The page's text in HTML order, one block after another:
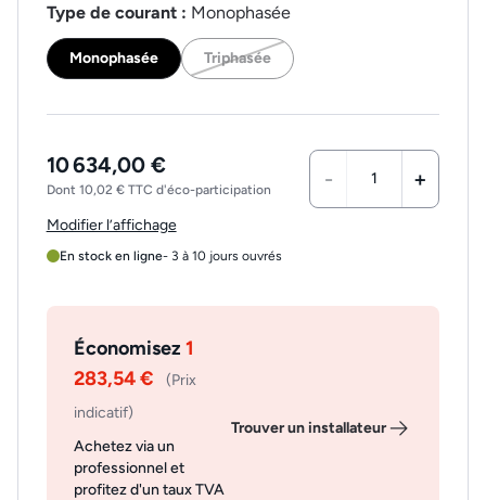
Type de courant : Monophasée
Monophasée Triphasée
10 634,00 €
Dont 10,02 € TTC d'éco-participation - +
Modifier l’affichage
En stock en ligne- 3 à 10 jours ouvrés
Économisez1
283,54 €
(Prix
indicatif)
Achetez via un
professionnel et
profitez d'un taux TVA
Trouver un installateur